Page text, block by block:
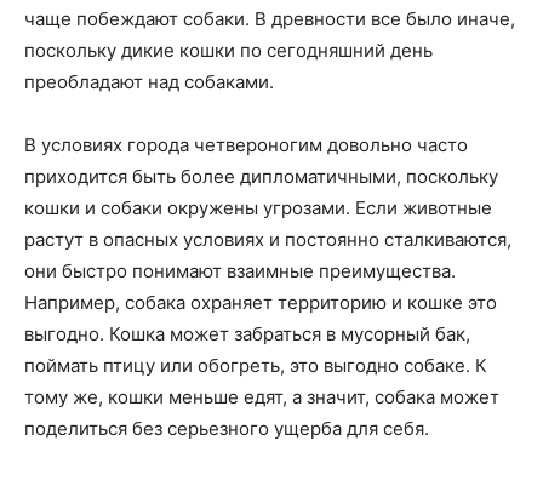
чаще побеждают собаки. В древности все было иначе,
поскольку дикие кошки по сегодняшний день
преобладают над собаками.
В условиях города четвероногим довольно часто
приходится быть более дипломатичными, поскольку
кошки и собаки окружены угрозами. Если животные
растут в опасных условиях и постоянно сталкиваются,
они быстро понимают взаимные преимущества.
Например, собака охраняет территорию и кошке это
выгодно. Кошка может забраться в мусорный бак,
поймать птицу или обогреть, это выгодно собаке. К
тому же, кошки меньше едят, а значит, собака может
поделиться без серьезного ущерба для себя.